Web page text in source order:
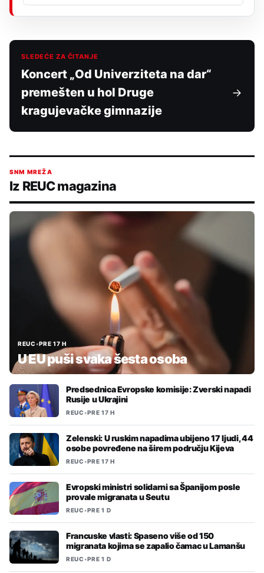
SLEDEĆE ZA ČITANJE
Koncert „Od Univerziteta na dar“
premešten u hol Druge
kragujevačke gimnazije
SNM MREŽA
Iz REUC magazina
REUC•PRE 17 H
U EU puši svaka šesta osoba
Predsednica Evropske komisije: Zverski napadi
Rusije u Ukrajini
REUC•PRE 17 H
Zelenski: U ruskim napadima ubijeno 17 ljudi, 44
osobe povređene na širem području Kijeva
REUC•PRE 17 H
Evropski ministri solidarni sa Španijom posle
provale migranata u Seutu
REUC•PRE 1 D
Francuske vlasti: Spaseno više od 150
migranata kojima se zapalio čamac u Lamanšu
REUC•PRE 1 D